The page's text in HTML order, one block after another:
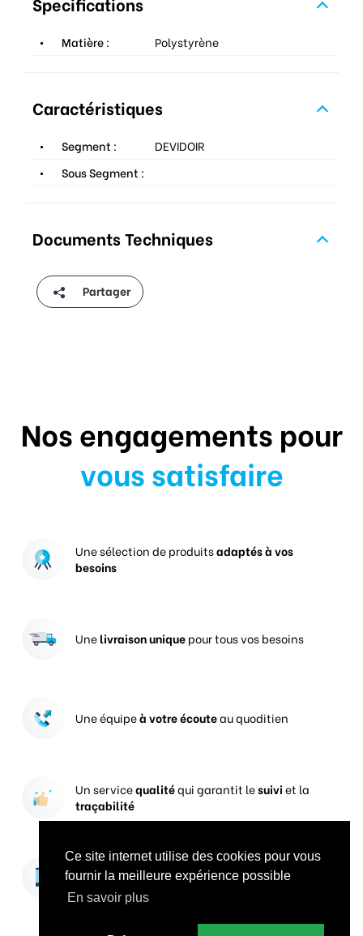
Ce site internet utilise des cookies pour vous
fournir la meilleure expérience possible
En savoir plus
Matière : Polystyrène
Caractéristiques
Segment :
DEVIDOIR
Sous Segment :
Documents Techniques
Partager
Nos engagements pour
vous satisfaire
Une sélection de produitsadaptés à vos
besoins
Unelivraison uniquepour tous vos besoins
Une équipeà votre écouteau quoditien
Un servicequalitéqui garantit lesuiviet la
traçabilité
Vos prises de commandesouvertes 24h/24